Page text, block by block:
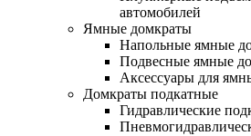
автомобилей
Ямные домкраты
Напольные ямные
Подвесные ямные
Аксессуары для
Домкраты подкатные
Гидравлические